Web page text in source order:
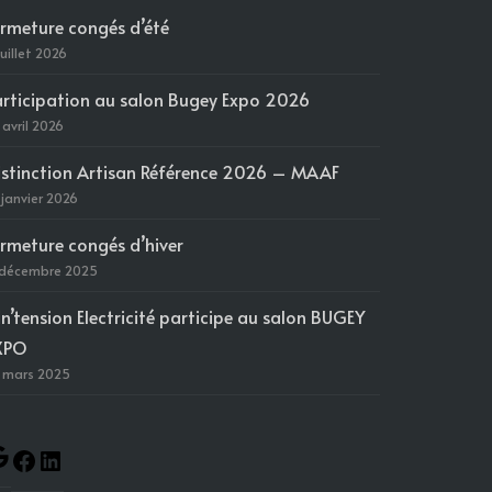
congés d’été
2026
au salon Bugey Expo 2026
avril 2026
Artisan Référence 2026 – MAAF
janvier 2026
congés d’hiver
décembre 2025
Electricité participe au salon BUGEY
mars 2025